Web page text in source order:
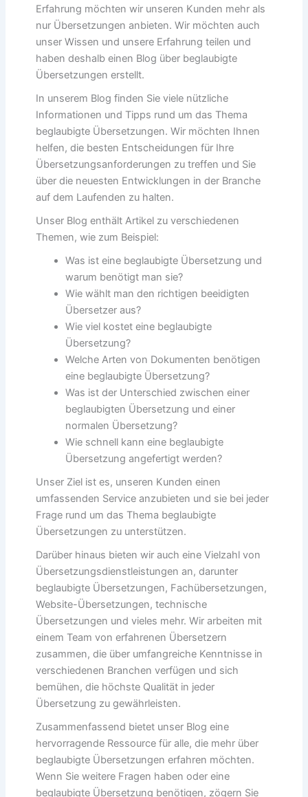
Erfahrung möchten wir unseren Kunden mehr als
nur Übersetzungen anbieten. Wir möchten auch
unser Wissen und unsere Erfahrung teilen und
haben deshalb einen Blog über beglaubigte
Übersetzungen erstellt.
In unserem Blog finden Sie viele nützliche
Informationen und Tipps rund um das Thema
beglaubigte Übersetzungen. Wir möchten Ihnen
helfen, die besten Entscheidungen für Ihre
Übersetzungsanforderungen zu treffen und Sie
über die neuesten Entwicklungen in der Branche
auf dem Laufenden zu halten.
Unser Blog enthält Artikel zu verschiedenen
Themen, wie zum Beispiel:
Was ist eine beglaubigte Übersetzung und
warum benötigt man sie?
Wie wählt man den richtigen beeidigten
Übersetzer aus?
Wie viel kostet eine beglaubigte
Übersetzung?
Welche Arten von Dokumenten benötigen
eine beglaubigte Übersetzung?
Was ist der Unterschied zwischen einer
beglaubigten Übersetzung und einer
normalen Übersetzung?
Wie schnell kann eine beglaubigte
Übersetzung angefertigt werden?
Unser Ziel ist es, unseren Kunden einen
umfassenden Service anzubieten und sie bei jeder
Frage rund um das Thema beglaubigte
Übersetzungen zu unterstützen.
Darüber hinaus bieten wir auch eine Vielzahl von
Übersetzungsdienstleistungen an, darunter
beglaubigte Übersetzungen, Fachübersetzungen,
Website-Übersetzungen, technische
Übersetzungen und vieles mehr. Wir arbeiten mit
einem Team von erfahrenen Übersetzern
zusammen, die über umfangreiche Kenntnisse in
verschiedenen Branchen verfügen und sich
bemühen, die höchste Qualität in jeder
Übersetzung zu gewährleisten.
Zusammenfassend bietet unser Blog eine
hervorragende Ressource für alle, die mehr über
beglaubigte Übersetzungen erfahren möchten.
Wenn Sie weitere Fragen haben oder eine
beglaubigte Übersetzung benötigen, zögern Sie